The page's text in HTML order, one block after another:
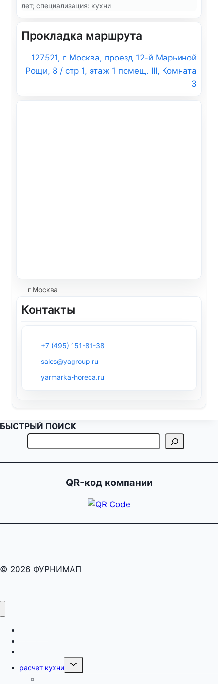
лет; специализация: кухни
Прокладка маршрута
127521, г Москва, проезд 12-й Марьиной
Рощи, 8 / стр 1, этаж 1 помещ. III, Комната
3
г Москва
Контакты
+7 (495) 151-81-38
sales@yagroup.ru
yarmarka-horeca.ru
БЫСТРЫЙ ПОИСК
QR-код компании
© 2026 ФУРНИМАП
расчет кухни
Переключить
дочернее